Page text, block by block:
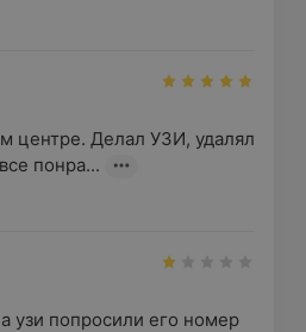
центре. Делал УЗИ, удалял
понра...
узи попросили его номер